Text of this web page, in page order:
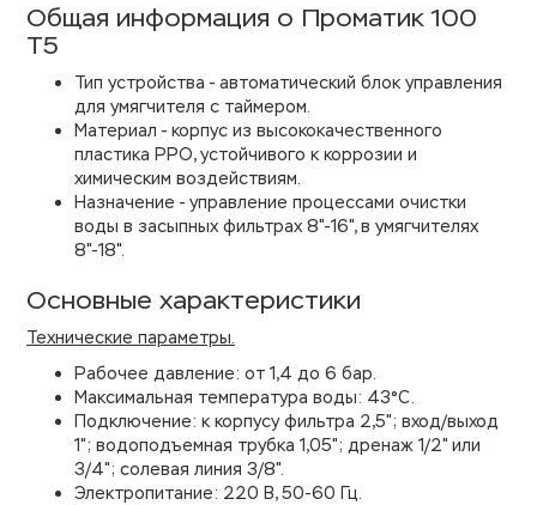
Общая информация о Проматик 100
Т5
Тип устройства - автоматический блок управления
для умягчителя с таймером.
Материал - корпус из высококачественного
пластика PPO, устойчивого к коррозии и
химическим воздействиям.
Назначение - управление процессами очистки
воды в засыпных фильтрах 8"-16", в умягчителях
8"-18".
Основные характеристики
Технические параметры.
Рабочее давление: от 1,4 до 6 бар.
Максимальная температура воды: 43°C.
Подключение: к корпусу фильтра 2,5"; вход/выход
1"; водоподъемная трубка 1,05"; дренаж 1/2" или
3/4"; солевая линия 3/8".
Электропитание: 220 В, 50-60 Гц.